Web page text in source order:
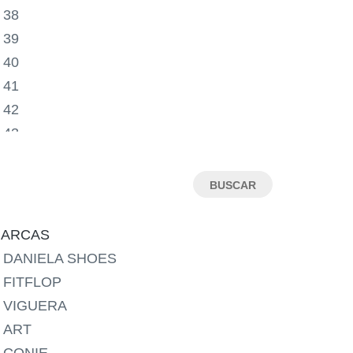
38
39
40
41
42
43
DANIELA SHOES
FITFLOP
VIGUERA
ART